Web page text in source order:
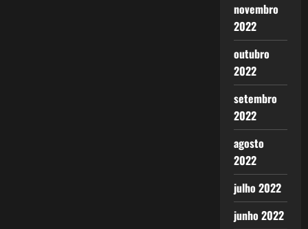
novembro
2022
outubro
2022
setembro
2022
agosto
2022
julho 2022
junho 2022